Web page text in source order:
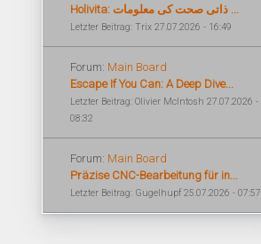
Holivita: ذاتی صحت کی معلومات ...
Letzter Beitrag: Trix 27.07.2026 - 16:49
Forum: Main Board
Escape If You Can: A Deep Dive...
Letzter Beitrag: Olivier McIntosh 27.07.2026 -
08:32
Forum: Main Board
Präzise CNC-Bearbeitung für in...
Letzter Beitrag: Gugelhupf 25.07.2026 - 07:57